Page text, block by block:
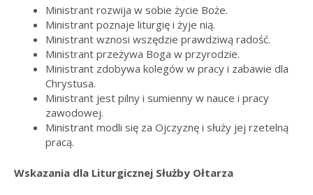
Ministrant rozwija w sobie życie Boże.
Ministrant poznaje liturgię i żyje nią.
Ministrant wznosi wszędzie prawdziwą radość.
Ministrant przeżywa Boga w przyrodzie.
Ministrant zdobywa kolegów w pracy i zabawie dla
Chrystusa.
Ministrant jest pilny i sumienny w nauce i pracy
zawodowej.
Ministrant modli się za Ojczyznę i służy jej rzetelną
pracą.
Wskazania dla Liturgicznej Służby Ołtarza